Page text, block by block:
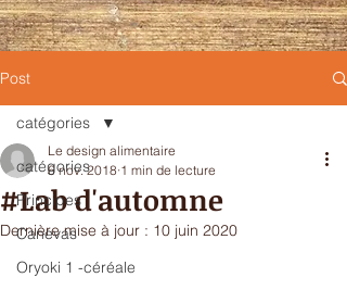
Post
catégories
Principes
Canevas
Oryoki 1 -céréale
catégories
#Lab d'automne
Le design alimentaire
6 nov. 2018 1 min de lecture
Dernière mise à jour : 10 juin 2020